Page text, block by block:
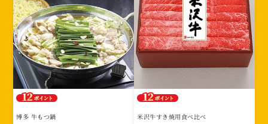
博多 牛もつ鍋 米沢牛すき焼用食べ比べ